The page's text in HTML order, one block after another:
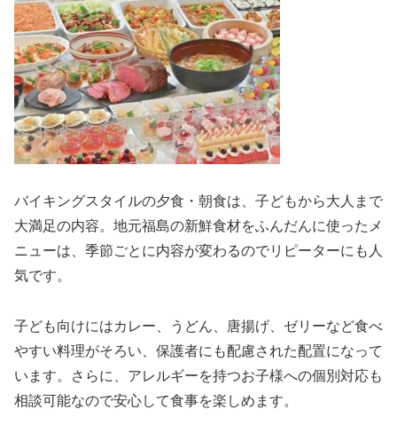
バイキングスタイルの夕食・朝食は、子どもから大人まで
大満足の内容。地元福島の新鮮食材をふんだんに使ったメ
ニューは、季節ごとに内容が変わるのでリピーターにも人
気です。
子ども向けにはカレー、うどん、唐揚げ、ゼリーなど食べ
やすい料理がそろい、保護者にも配慮された配置になって
います。さらに、アレルギーを持つお子様への個別対応も
相談可能なので安心して食事を楽しめます。